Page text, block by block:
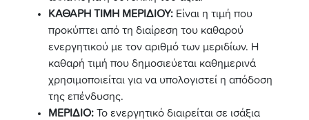
ΚΑΘΑΡΗ ΤΙΜΗ ΜΕΡΙΔΙΟΥ: Είναι η τιμή που
προκύπτει από τη διαίρεση του καθαρού
ενεργητικού με τον αριθμό των μεριδίων. Η
καθαρή τιμή που δημοσιεύεται καθημερινά
χρησιμοποιείται για να υπολογιστεί η απόδοση
της επένδυσης.
ΜΕΡΙΔΙΟ: Το ενεργητικό διαιρείται σε ισάξια